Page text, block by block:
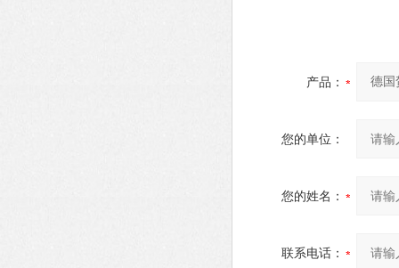
产品：
您的单位：
您的姓名：
联系电话：